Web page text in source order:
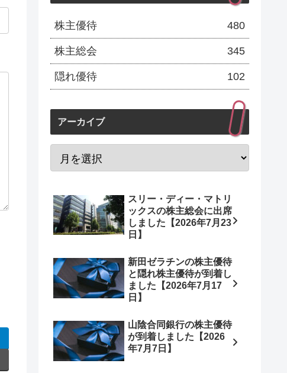
株主優待 480
株主総会 345
隠れ優待 102
アーカイブ
スリー・ディー・マトリ
ックスの株主総会に出席
しました【2026年7月23
日】
新田ゼラチンの株主優待
と隠れ株主優待が到着し
ました【2026年7月17
日】
山陰合同銀行の株主優待
が到着しました【2026
年7月7日】